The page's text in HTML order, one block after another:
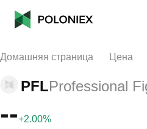
Домашняя страница Цена
PFLProfessional
--+2.00%